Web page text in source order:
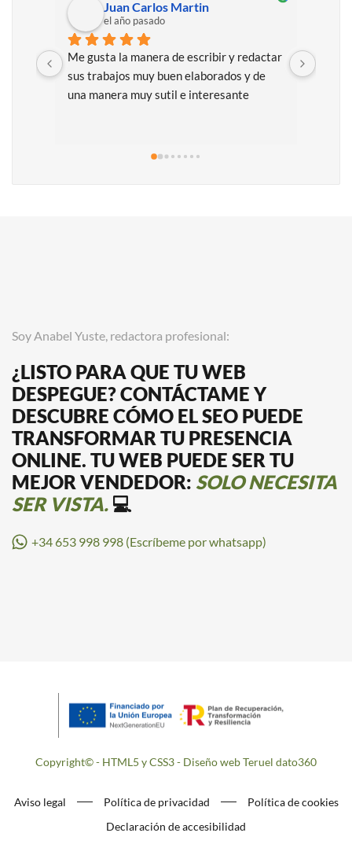
Juan Carlos Martin
el año pasado
Me gusta la manera de escribir y redactar
sus trabajos muy buen elaborados y de
una manera muy sutil e interesante
Soy Anabel Yuste, redactora profesional:
¿LISTO PARA QUE TU WEB
DESPEGUE? CONTÁCTAME Y
DESCUBRE CÓMO EL SEO PUEDE
TRANSFORMAR TU PRESENCIA
ONLINE. TU WEB PUEDE SER TU
MEJOR VENDEDOR: SOLO NECESITA
SER VISTA. 💻
+34 653 998 998 (Escríbeme por whatsapp)
Copyright© - HTML5 y CSS3 - Diseño web Teruel dato360
Aviso legal Política de privacidad
Política de cookies
Declaración de accesibilidad